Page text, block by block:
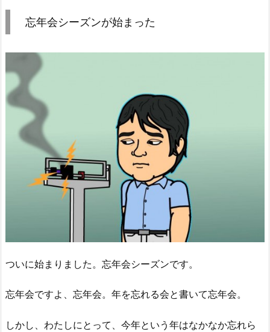
忘年会シーズンが始まった
ついに始まりました。忘年会シーズンです。
忘年会ですよ、忘年会。年を忘れる会と書いて忘年会。
しかし、わたしにとって、今年という年はなかなか忘れら